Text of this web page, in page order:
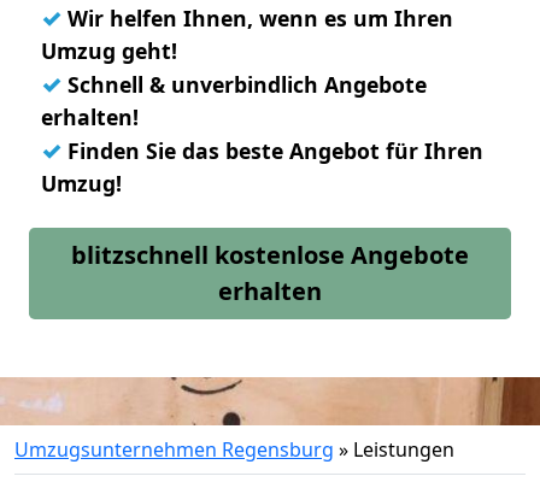
✓ Wir helfen Ihnen, wenn es um Ihren
Umzug geht!
✓ Schnell & unverbindlich Angebote
erhalten!
✓ Finden Sie das beste Angebot für Ihren
Umzug!
blitzschnell kostenlose Angebote
erhalten
Umzugsunternehmen Regensburg » Leistungen